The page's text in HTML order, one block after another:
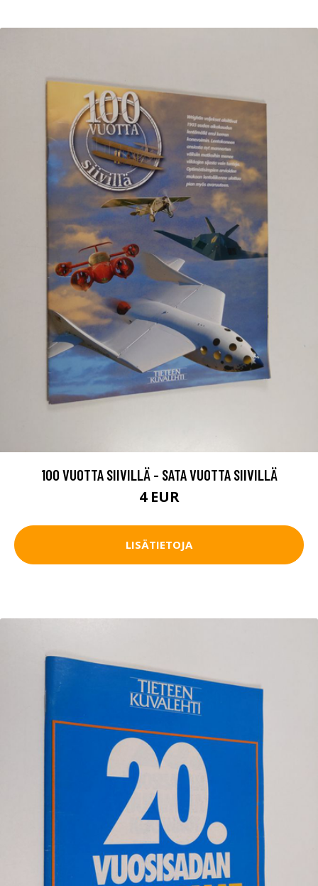
100 VUOTTA SIIVILLÄ - SATA VUOTTA SIIVILLÄ
4 EUR
LISÄTIETOJA